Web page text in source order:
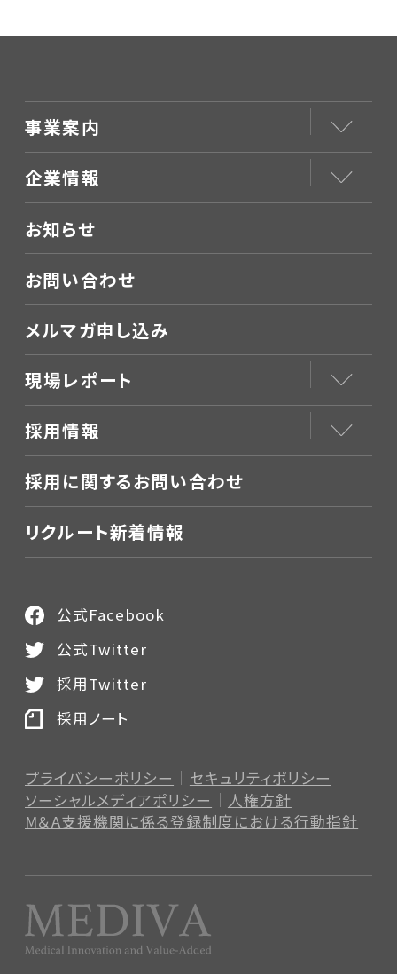
事業案内
企業情報
お知らせ
お問い合わせ
メルマガ申し込み
現場レポート
採用情報
採用に関するお問い合わせ
リクルート新着情報
プライバシーポリシー
セキュリティポリシー
ソーシャルメディアポリシー
人権方針
M＆A支援機関に係る登録制度における行動指針
公式Facebook
公式Twitter
採用Twitter
採用ノート